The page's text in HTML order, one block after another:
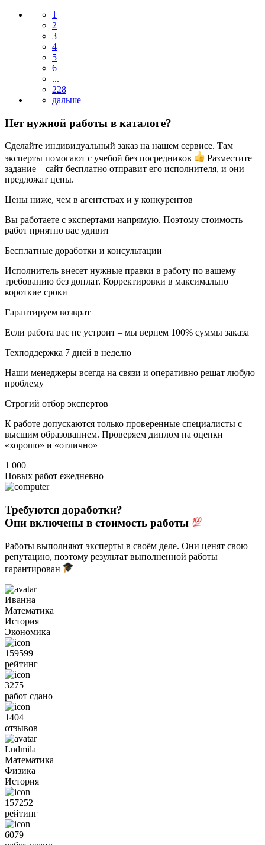
1
2
3
4
5
6
...
228
Нет нужной работы в каталоге?
Сделайте индивидуальный заказ на нашем сервисе. Там
эксперты помогают с учебой без посредников
Разместите
задание – сайт бесплатно отправит его исполнителя, и они
предложат цены.
Цены ниже, чем в агентствах и у конкурентов
Вы работаете с экспертами напрямую. Поэтому стоимость
работ приятно вас удивит
Бесплатные доработки и консультации
Исполнитель внесет нужные правки в работу по вашему
требованию без доплат. Корректировки в максимально
короткие сроки
Гарантируем возврат
Если работа вас не устроит – мы вернем 100% суммы заказа
Техподдержка 7 дней в неделю
Наши менеджеры всегда на связи и оперативно решат любую
проблему
Строгий отбор экспертов
К работе допускаются только проверенные специалисты с
высшим образованием. Проверяем диплом на оценки
«хорошо» и «отлично»
1 000 +
Новых работ ежедневно
Требуются доработки?
Они включены в стоимость работы
Работы выполняют эксперты в своём деле. Они ценят свою
репутацию, поэтому результат выполненной работы
гарантирован
Иванна
Математика
История
Экономика
159599
рейтинг
3275
работ сдано
1404
отзывов
Ludmila
Математика
Физика
История
157252
рейтинг
6079